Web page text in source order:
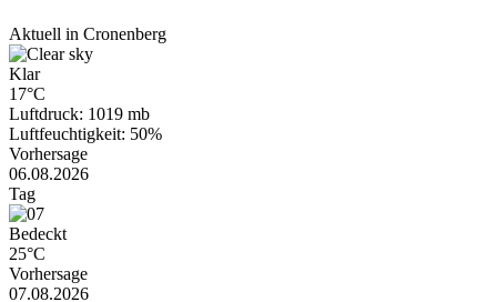
Aktuell in Cronenberg
Klar
17°C
Luftdruck: 1019 mb
Luftfeuchtigkeit: 50%
Vorhersage
06.08.2026
Tag
Bedeckt
25°C
Vorhersage
07.08.2026